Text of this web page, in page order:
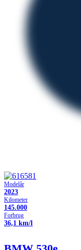
Modelår
2023
Kilometer
145.000
Forbrug
36,1 km/l